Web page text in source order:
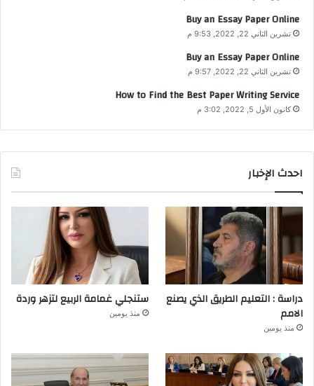
Buy an Essay Paper Online
تشرين الثاني 22, 2022, 9:53 م
Buy an Essay Paper Online
تشرين الثاني 22, 2022, 9:57 م
How to Find the Best Paper Writing Service
كانون الأول 5, 2022, 3:02 م
احدث الإخبار
دراسة : التعليم الطريق الذي يصنع
الامم
منذ يومين
ستنجلي غمامة الربيع لتزهر وردة
منذ يومين